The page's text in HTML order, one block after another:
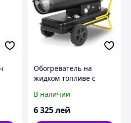
Обогреватель на
жидком топливе с
TROTEC IDX 30 D
В наличии
6 325лей